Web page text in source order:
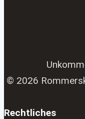
© 2026
Rechtliches